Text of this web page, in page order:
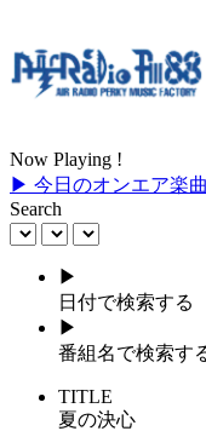
Now Playing !
▶ 今日のオンエア楽
Search
▶
日付で検索する
▶
番組名で検索す
TITLE
夏の決心